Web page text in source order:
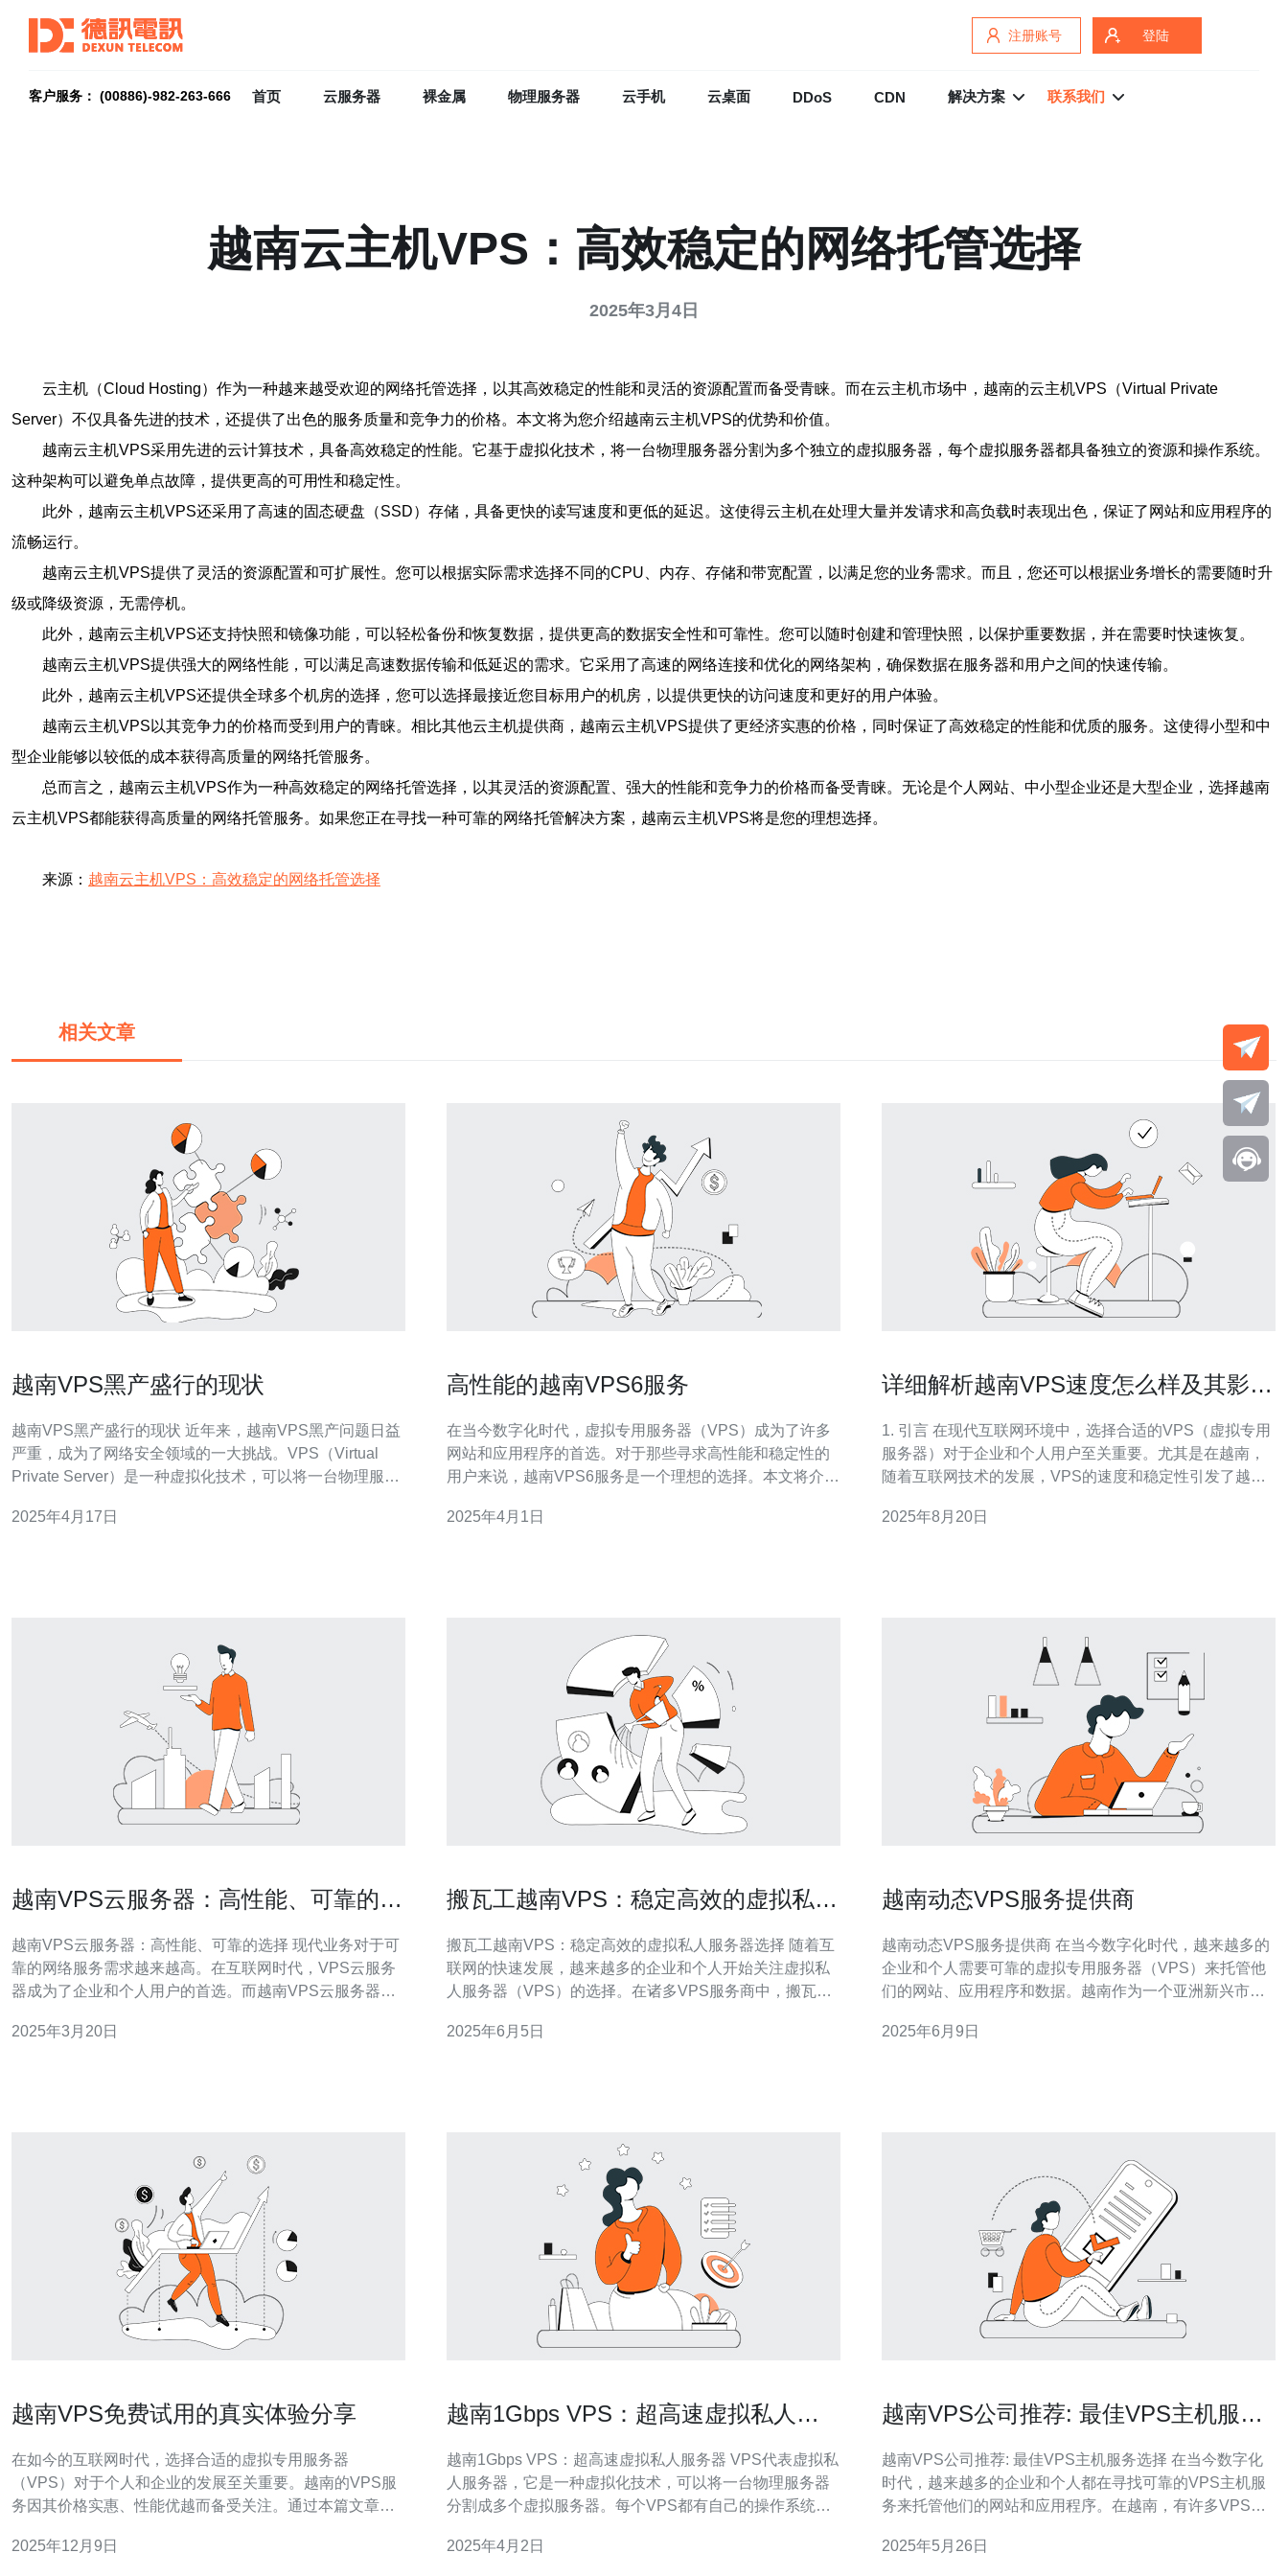
注册账号 登陆
客户服务： (00886)-982-263-666 首页 云服务器 裸金属 物理服务器 云手机 云桌面 DDoS CDN 解决方案 联系我们
越南云主机VPS：高效稳定的网络托管选择
2025年3月4日
云主机（Cloud Hosting）作为一种越来越受欢迎的网络托管选择，以其高效稳定的性能和灵活的资源配置而备受青睐。而在云主机市场中，越南的云主机VPS（Virtual Private
Server）不仅具备先进的技术，还提供了出色的服务质量和竞争力的价格。本文将为您介绍越南云主机VPS的优势和价值。
越南云主机VPS采用先进的云计算技术，具备高效稳定的性能。它基于虚拟化技术，将一台物理服务器分割为多个独立的虚拟服务器，每个虚拟服务器都具备独立的资源和操作系统。
这种架构可以避免单点故障，提供更高的可用性和稳定性。
此外，越南云主机VPS还采用了高速的固态硬盘（SSD）存储，具备更快的读写速度和更低的延迟。这使得云主机在处理大量并发请求和高负载时表现出色，保证了网站和应用程序的
流畅运行。
越南云主机VPS提供了灵活的资源配置和可扩展性。您可以根据实际需求选择不同的CPU、内存、存储和带宽配置，以满足您的业务需求。而且，您还可以根据业务增长的需要随时升
级或降级资源，无需停机。
此外，越南云主机VPS还支持快照和镜像功能，可以轻松备份和恢复数据，提供更高的数据安全性和可靠性。您可以随时创建和管理快照，以保护重要数据，并在需要时快速恢复。
越南云主机VPS提供强大的网络性能，可以满足高速数据传输和低延迟的需求。它采用了高速的网络连接和优化的网络架构，确保数据在服务器和用户之间的快速传输。
此外，越南云主机VPS还提供全球多个机房的选择，您可以选择最接近您目标用户的机房，以提供更快的访问速度和更好的用户体验。
越南云主机VPS以其竞争力的价格而受到用户的青睐。相比其他云主机提供商，越南云主机VPS提供了更经济实惠的价格，同时保证了高效稳定的性能和优质的服务。这使得小型和中
型企业能够以较低的成本获得高质量的网络托管服务。
总而言之，越南云主机VPS作为一种高效稳定的网络托管选择，以其灵活的资源配置、强大的性能和竞争力的价格而备受青睐。无论是个人网站、中小型企业还是大型企业，选择越南
云主机VPS都能获得高质量的网络托管服务。如果您正在寻找一种可靠的网络托管解决方案，越南云主机VPS将是您的理想选择。
来源： 越南云主机VPS：高效稳定的网络托管选择
相关文章
越南VPS黑产盛行的现状
越南VPS黑产盛行的现状 近年来，越南VPS黑产问题日益
严重，成为了网络安全领域的一大挑战。VPS（Virtual
Private Server）是一种虚拟化技术，可以将一台物理服务
间。然而，由于越南的法律监管不健全，黑产分子利用
2025年4月17日
高性能的越南VPS6服务
在当今数字化时代，虚拟专用服务器（VPS）成为了许多
网站和应用程序的首选。对于那些寻求高性能和稳定性的
用户来说，越南VPS6服务是一个理想的选择。本文将介绍
的性能，使您的网站或应用程序能够快速响应用户请求。
2025年4月1日
详细解析越南VPS速度怎么样及其影响
1. 引言 在现代互联网环境中，选择合适的VPS（虚拟专用
服务器）对于企业和个人用户至关重要。尤其是在越南，
随着互联网技术的发展，VPS的速度和稳定性引发了越来
其影响因素。 2. 越南VPS的速度现状 越南的VPS市场近年
2025年8月20日
越南VPS云服务器：高性能、可靠的选
越南VPS云服务器：高性能、可靠的选择 现代业务对于可
靠的网络服务需求越来越高。在互联网时代，VPS云服务
器成为了企业和个人用户的首选。而越南VPS云服务器因
进的硬件设备，配备高性能的处理器和大容量的内存。这
2025年3月20日
搬瓦工越南VPS：稳定高效的虚拟私人
搬瓦工越南VPS：稳定高效的虚拟私人服务器选择 随着互
联网的快速发展，越来越多的企业和个人开始关注虚拟私
人服务器（VPS）的选择。在诸多VPS服务商中，搬瓦工
户的首选。 搬瓦工越南VPS采用先进的服务器设备和技
2025年6月5日
越南动态VPS服务提供商
越南动态VPS服务提供商 在当今数字化时代，越来越多的
企业和个人需要可靠的虚拟专用服务器（VPS）来托管他
们的网站、应用程序和数据。越南作为一个亚洲新兴市
择。本文将介绍一些在越南提供动态VPS服务的供应商。
2025年6月9日
越南VPS免费试用的真实体验分享
在如今的互联网时代，选择合适的虚拟专用服务器
（VPS）对于个人和企业的发展至关重要。越南的VPS服
务因其价格实惠、性能优越而备受关注。通过本篇文章，
最佳、最便宜的服务器选择，确保你的项目能够如虎添
2025年12月9日
越南1Gbps VPS：超高速虚拟私人服
越南1Gbps VPS：超高速虚拟私人服务器 VPS代表虚拟私
人服务器，它是一种虚拟化技术，可以将一台物理服务器
分割成多个虚拟服务器。每个VPS都有自己的操作系统和
越南1Gbps VPS是一种高速的虚拟私人服务器，具有以下
2025年4月2日
越南VPS公司推荐: 最佳VPS主机服务
越南VPS公司推荐: 最佳VPS主机服务选择 在当今数字化
时代，越来越多的企业和个人都在寻找可靠的VPS主机服
务来托管他们的网站和应用程序。在越南，有许多VPS公
的VPS主机服务呢？本文将为您推荐一家优秀的越南VPS
2025年5月26日